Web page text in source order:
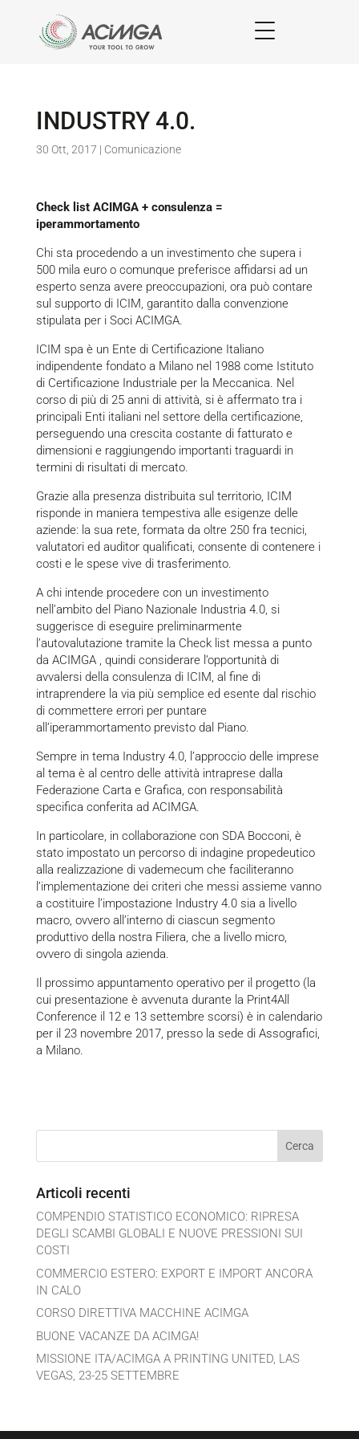
INDUSTRY 4.0.
30 Ott, 2017 | Comunicazione
Check list ACIMGA + consulenza =
iperammortamento
Chi sta procedendo a un investimento che supera i
500 mila euro o comunque preferisce affidarsi ad un
esperto senza avere preoccupazioni, ora può contare
sul supporto di ICIM, garantito dalla convenzione
stipulata per i Soci ACIMGA.
ICIM spa è un Ente di Certificazione Italiano
indipendente fondato a Milano nel 1988 come Istituto
di Certificazione Industriale per la Meccanica. Nel
corso di più di 25 anni di attività, si è affermato tra i
principali Enti italiani nel settore della certificazione,
perseguendo una crescita costante di fatturato e
dimensioni e raggiungendo importanti traguardi in
termini di risultati di mercato.
Grazie alla presenza distribuita sul territorio, ICIM
risponde in maniera tempestiva alle esigenze delle
aziende: la sua rete, formata da oltre 250 fra tecnici,
valutatori ed auditor qualificati, consente di contenere i
costi e le spese vive di trasferimento.
A chi intende procedere con un investimento
nell’ambito del Piano Nazionale Industria 4.0, si
suggerisce di eseguire preliminarmente
l’autovalutazione tramite la Check listmessa a punto
da ACIMGA , quindi considerare l’opportunità di
avvalersi della consulenza di ICIM, al fine di
intraprendere la via più semplice ed esente dal rischio
di commettere errori per puntare
all’iperammortamento previsto dal Piano.
Sempre in tema Industry 4.0, l’approccio delle imprese
al tema è al centro delle attività intraprese dalla
Federazione Carta e Grafica, con responsabilità
specifica conferita ad ACIMGA.
In particolare, in collaborazione con SDA Bocconi, è
stato impostato un percorso di indagine propedeutico
alla realizzazione di vademecum che faciliteranno
l’implementazione dei criteri che messi assieme vanno
a costituire l’impostazione Industry 4.0 sia a livello
macro, ovvero all’interno di ciascun segmento
produttivo della nostra Filiera, che a livello micro,
ovvero di singola azienda.
Il prossimo appuntamento operativo per il progetto (la
cui presentazione è avvenuta durante la Print4All
Conference il 12 e 13 settembre scorsi) è in calendario
per il 23 novembre 2017, presso la sede di Assografici,
a Milano.
Articoli recenti
COMPENDIO STATISTICO ECONOMICO: RIPRESA
DEGLI SCAMBI GLOBALI E NUOVE PRESSIONI SUI
COSTI
COMMERCIO ESTERO: EXPORT E IMPORT ANCORA
IN CALO
CORSO DIRETTIVA MACCHINE ACIMGA
BUONE VACANZE DA ACIMGA!
MISSIONE ITA/ACIMGA A PRINTING UNITED, LAS
VEGAS, 23-25 SETTEMBRE